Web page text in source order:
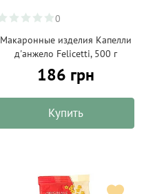
0
Макаронные изделия Капелли
д'анжело Felicetti, 500 г
186 грн
Купить